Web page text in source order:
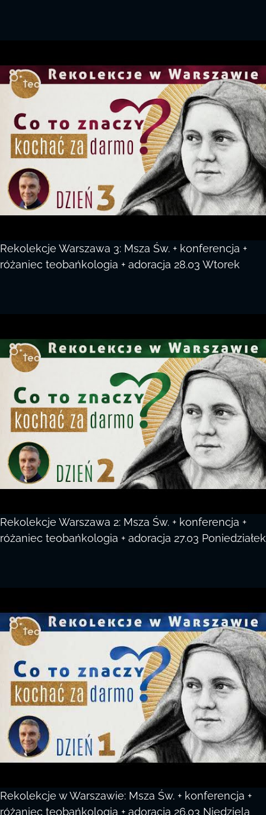
Rekolekcje Warszawa 3: Msza Św. + konferencja +
różaniec teobańkologia + adoracja 28.03 Wtorek
Rekolekcje Warszawa 2: Msza Św. + konferencja +
różaniec teobańkologia + adoracja 27.03 Poniedziałek
Rekolekcje w Warszawie: Msza Św. + konferencja +
różaniec teobańkologia + adoracja 26.03 Niedziela